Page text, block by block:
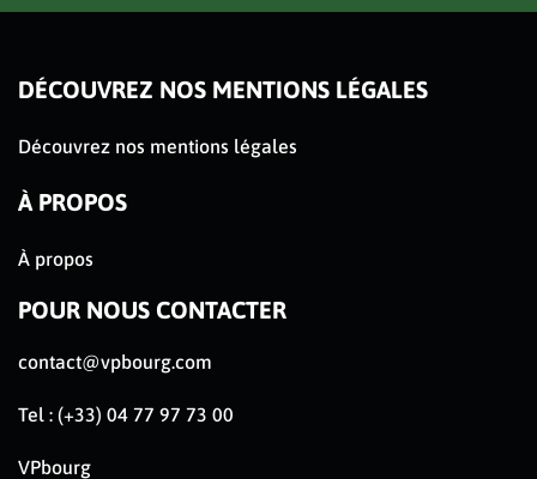
DÉCOUVREZ NOS MENTIONS LÉGALES
Découvrez nos mentions légales
À PROPOS
À propos
POUR NOUS CONTACTER
contact@vpbourg.com
Tel : (+33) 04 77 97 73 00
VPbourg